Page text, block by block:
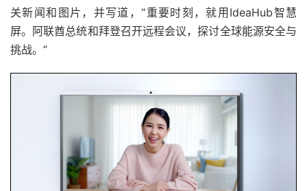
关新闻和图片，并写道，“重要时刻，就用IdeaHub智慧
屏。阿联酋总统和拜登召开远程会议，探讨全球能源安全与
挑战。”